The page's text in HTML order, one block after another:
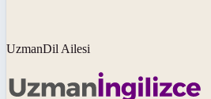
UzmanDil Ailesi